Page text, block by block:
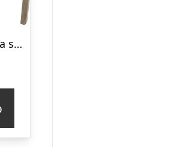
ACT NORDIC Tina spisebordsstol m. hynde – hvid/natur, plastik/gummitræ